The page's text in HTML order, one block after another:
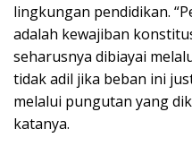
lingkungan pendidikan.
adalah kewajiban
seharusnya dibiayai
tidak adil jika beban ini
melalui pungutan yang
katanya.